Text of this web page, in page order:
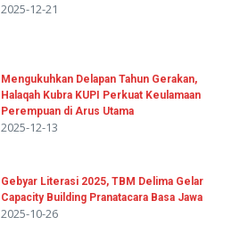
2025-12-21
Mengukuhkan Delapan Tahun Gerakan,
Halaqah Kubra KUPI Perkuat Keulamaan
Perempuan di Arus Utama
2025-12-13
Gebyar Literasi 2025, TBM Delima Gelar
Capacity Building Pranatacara Basa Jawa
2025-10-26